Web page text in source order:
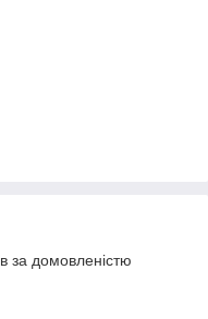
за домовленістю